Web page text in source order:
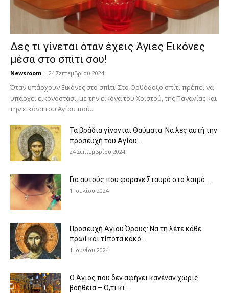
Δες τι γίνεται όταν έχεις Άγιες Εικόνες
μέσα στο σπίτι σου!
Newsroom - 24 Σεπτεμβρίου 2024
Όταν υπάρχουν Εικόνες στο σπίτι! Στο Ορθόδοξο σπίτι πρέπει να
υπάρχει εικονοστάσι, με την εικόνα του Χριστού, της Παν­αγίας και
την εικόνα του Αγίου πού...
Τα βράδια γίνονται Θαύματα: Να λες αυτή την
προσευχή του Αγίου...
24 Σεπτεμβρίου 2024
Για αυτούς που φοράνε Σταυρό στο λαιμό…
1 Ιουλίου 2024
Προσευχή Αγίου Όρους: Να τη λέτε κάθε
πρωί και τίποτα κακό...
1 Ιουνίου 2024
Ο Άγιος που δεν αφήνει κανέναν χωρίς
βοήθεια – Ό,τι κι...